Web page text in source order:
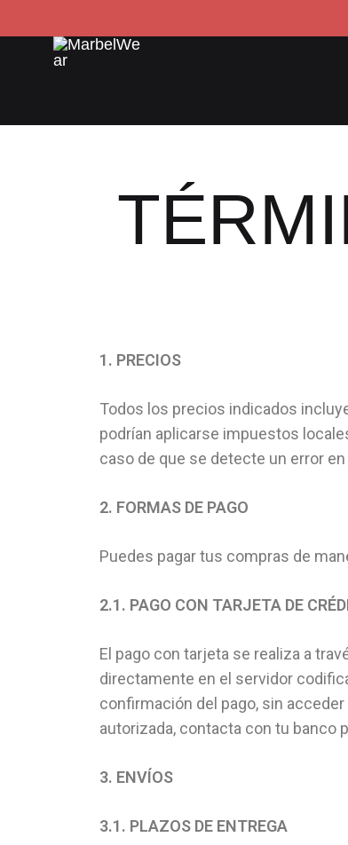
1. PRECIOS
Todos los precios indicados
podrían aplicarse impuestos
caso de que se detecte un error
2. FORMAS DE PAGO
Puedes pagar tus compras de
2.1. PAGO CON TARJETA DE
El pago con tarjeta se realiza a
directamente en el servidor
confirmación del pago, sin
autorizada, contacta con tu banco
3. ENVÍOS
3.1. PLAZOS DE ENTREGA